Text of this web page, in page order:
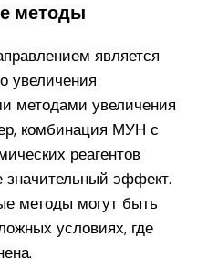
методы
является
увеличения
методами увеличения
комбинация МУН с
реагентов
эффект.
методы могут быть
условиях, где